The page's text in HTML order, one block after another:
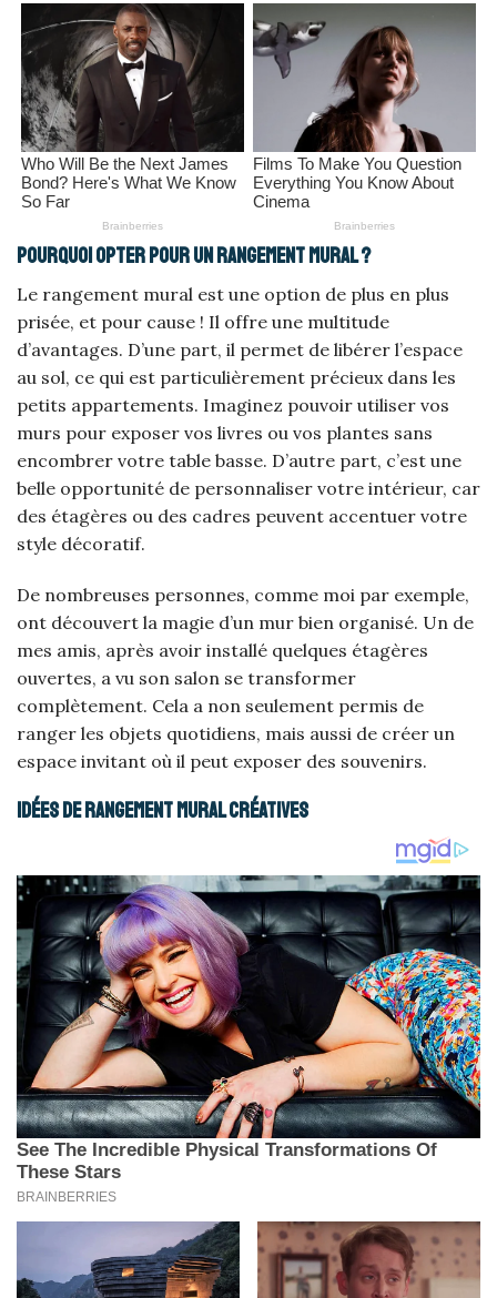
Pourquoi opter pour un rangement mural ?
Le rangement mural est une option de plus en plus
prisée, et pour cause ! Il offre une multitude
d’avantages. D’une part, il permet de libérer l’espace
au sol, ce qui est particulièrement précieux dans les
petits appartements. Imaginez pouvoir utiliser vos
murs pour exposer vos livres ou vos plantes sans
encombrer votre table basse. D’autre part, c’est une
belle opportunité de personnaliser votre intérieur, car
des étagères ou des cadres peuvent accentuer votre
style décoratif.
De nombreuses personnes, comme moi par exemple,
ont découvert la magie d’un mur bien organisé. Un de
mes amis, après avoir installé quelques étagères
ouvertes, a vu son salon se transformer
complètement. Cela a non seulement permis de
ranger les objets quotidiens, mais aussi de créer un
espace invitant où il peut exposer des souvenirs.
Idées de rangement mural créatives